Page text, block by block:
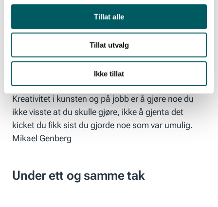
Tillat alle
Tillat utvalg
Ikke tillat
spytte inn de hundre millioner svenske kronene han
mangler for å gjøre ideen til virkelighet. Ambisjonen
er å ha den røde stugan på plass på månen om
Kreativitet i kunsten og på jobb er å gjøre noe du
ikke visste at du skulle gjøre, ikke å gjenta det
kicket du fikk sist du gjorde noe som var umulig.
Mikael Genberg
Under ett og samme tak